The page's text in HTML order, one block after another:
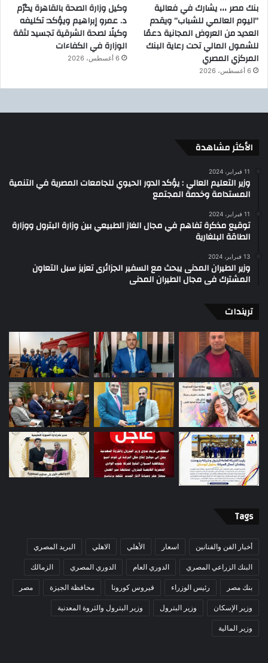
بنك مصر ،،، يشارك في فعالية
“اليوم العالمي للشباب” ويقدم
العديد من العروض المجانية دعمًا
للشمول المالي تحت رعاية البنك
المركزي المصري
6 أغسطس، 2026
وكيل وزارة الصحة بالقاهرة يكرّم
د. عمرو إبراهيم ويؤكد: تكليفه
وكيلًا لصحة الشرقية تجسيد لثقة
الوزارة في الكفاءات
6 أغسطس، 2026
الأكثر مشاهدة
11 فبراير، 2024
وزير التعليم العالي : يؤكد الدور الحيوي للجامعات المصرية في التنمية
المستدامة وخدمة المجتمع
11 فبراير، 2024
توقيع مذكرة تفاهم في مجال الغاز الطبيعي بين وزارة البترول ووزارة
الطاقة البلغارية
13 فبراير، 2024
وزير الطيران المدنى يبحث مع السفير الجزائرى تعزيز سبل التعاون
المشترك فى مجال الطيران المدنى
تريندات
Tags
أخبار الفن والفنانين اسعار الأهلي الاهلي البريد المصري
البنك الزراعي المصري الدوري العام الدوري المصري الزمالك
بنك مصر رئيس الوزراء فيروس كورونا محافظة الجيزة مصر
وزير الإسكان وزير البترول وزير البترول والثروة المعدنية
وزير المالية